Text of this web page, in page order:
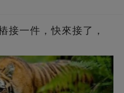
接一件，快來接了，